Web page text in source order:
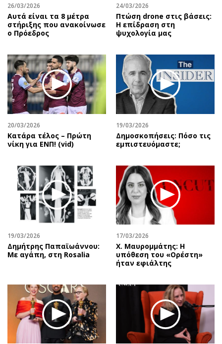
26/03/2026
Αυτά είναι τα 8 μέτρα
στήριξης που ανακοίνωσε
ο Πρόεδρος
24/03/2026
Πτώση drone στις βάσεις:
Η επίδραση στη
ψυχολογία μας
20/03/2026
Κατάρα τέλος – Πρώτη
νίκη για ΕΝΠ! (vid)
19/03/2026
Δημοσκοπήσεις: Πόσο τις
εμπιστευόμαστε;
19/03/2026
Δημήτρης Παπαϊωάννου:
Με αγάπη, στη Rosalia
17/03/2026
Χ. Μαυρομμάτης: Η
υπόθεση του «Ορέστη»
ήταν εφιάλτης